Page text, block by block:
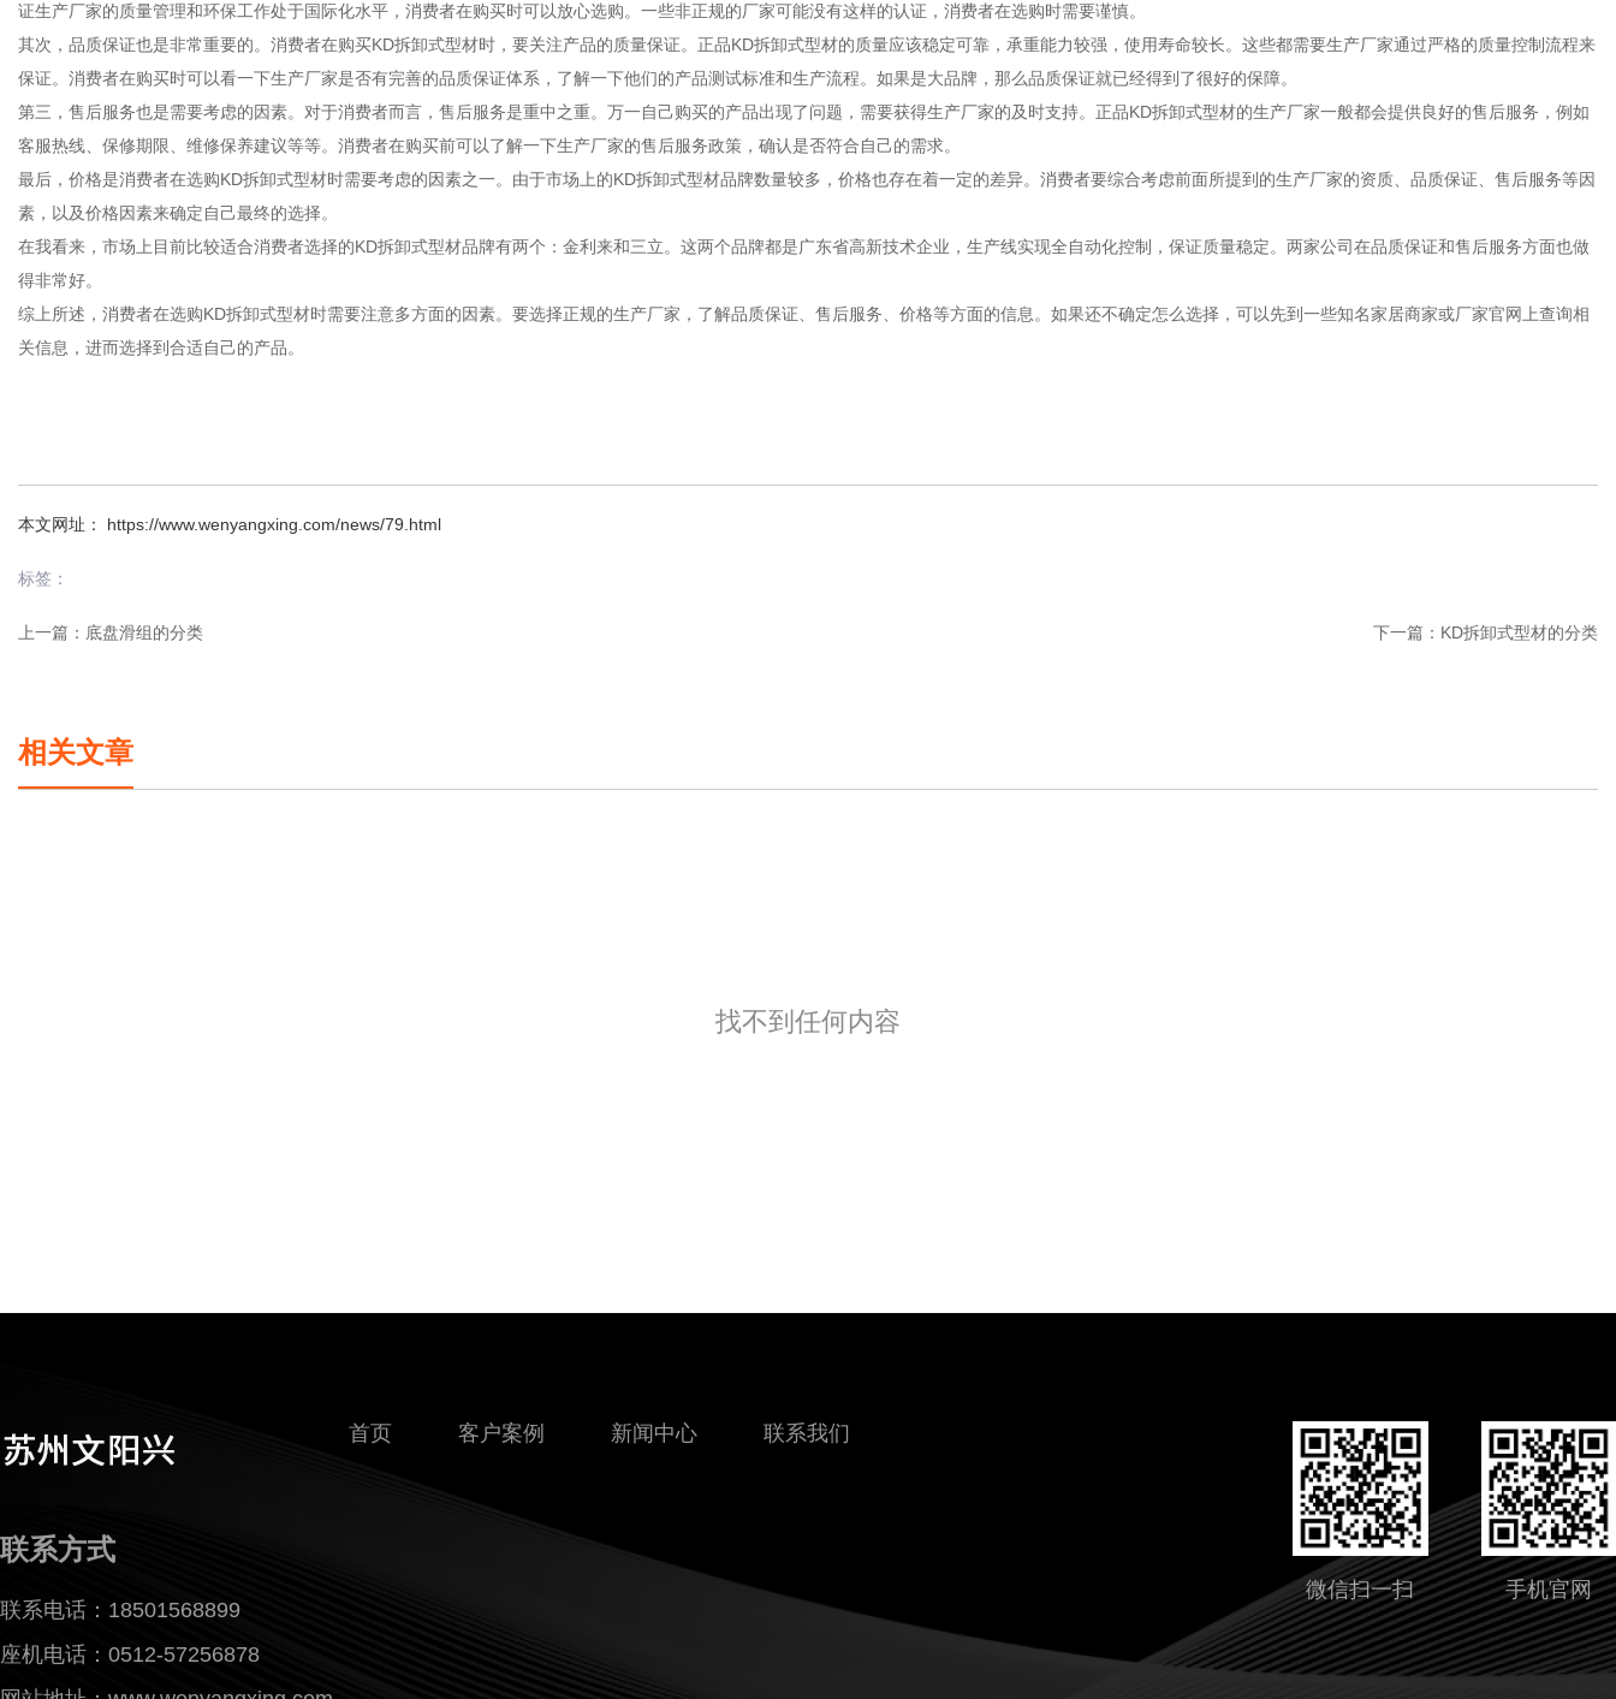
证生产厂家的质量管理和环保工作处于国际化水平，消费者在购买时可以放心选购。一些非正规的厂家可能没有这样的认证，消费者在选购时需要谨慎。
其次，品质保证也是非常重要的。消费者在购买KD拆卸式型材时，要关注产品的质量保证。正品KD拆卸式型材的质量应该稳定可靠，承重能力较强，使用寿命较长。这些都需要生产厂家通过严格的质量控制流程来
保证。消费者在购买时可以看一下生产厂家是否有完善的品质保证体系，了解一下他们的产品测试标准和生产流程。如果是大品牌，那么品质保证就已经得到了很好的保障。
第三，售后服务也是需要考虑的因素。对于消费者而言，售后服务是重中之重。万一自己购买的产品出现了问题，需要获得生产厂家的及时支持。正品KD拆卸式型材的生产厂家一般都会提供良好的售后服务，例如
客服热线、保修期限、维修保养建议等等。消费者在购买前可以了解一下生产厂家的售后服务政策，确认是否符合自己的需求。
最后，价格是消费者在选购KD拆卸式型材时需要考虑的因素之一。由于市场上的KD拆卸式型材品牌数量较多，价格也存在着一定的差异。消费者要综合考虑前面所提到的生产厂家的资质、品质保证、售后服务等因
素，以及价格因素来确定自己最终的选择。
在我看来，市场上目前比较适合消费者选择的KD拆卸式型材品牌有两个：金利来和三立。这两个品牌都是广东省高新技术企业，生产线实现全自动化控制，保证质量稳定。两家公司在品质保证和售后服务方面也做
得非常好。
综上所述，消费者在选购KD拆卸式型材时需要注意多方面的因素。要选择正规的生产厂家，了解品质保证、售后服务、价格等方面的信息。如果还不确定怎么选择，可以先到一些知名家居商家或厂家官网上查询相
关信息，进而选择到合适自己的产品。
本文网址： https://www.wenyangxing.com/news/79.html
标签：
上一篇： 底盘滑组的分类 下一篇： KD拆卸式型材的分类
相关文章
找不到任何内容
首页 客户案例 新闻中心 联系我们
联系方式
联系电话：18501568899
座机电话：0512-57256878
微信扫一扫 手机官网